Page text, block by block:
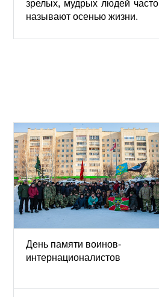
зрелых, мудрых людей часто
называют осенью жизни.
День памяти воинов-
интернационалистов